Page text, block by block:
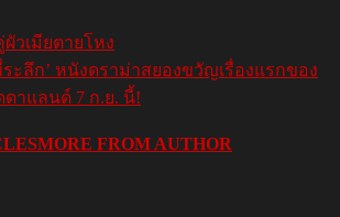
ผัวเมียตายโหง
ระลึก’ หนังดราม่าสยองขวัญเรื่องแรกของ
าแลนด์ 7 ก.ย. นี้!
MORE FROM AUTHOR